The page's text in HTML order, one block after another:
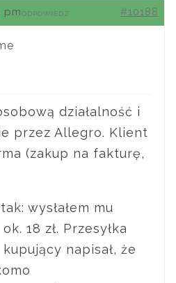
pm #10188
ODPOWIEDZ
działalność i
przez Allegro. Klient
(zakup na fakturę,
wysłałem mu
18 zł. Przesyłka
napisał, że